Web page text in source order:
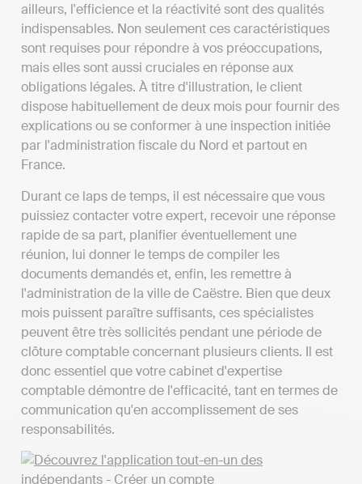
ailleurs, l'efficience et la réactivité sont des qualités
indispensables. Non seulement ces caractéristiques
sont requises pour répondre à vos préoccupations,
mais elles sont aussi cruciales en réponse aux
obligations légales. À titre d'illustration, le client
dispose habituellement de deux mois pour fournir des
explications ou se conformer à une inspection initiée
par l'administration fiscale du Nord et partout en
France.
Durant ce laps de temps, il est nécessaire que vous
puissiez contacter votre expert, recevoir une réponse
rapide de sa part, planifier éventuellement une
réunion, lui donner le temps de compiler les
documents demandés et, enfin, les remettre à
l'administration de la ville de Caëstre. Bien que deux
mois puissent paraître suffisants, ces spécialistes
peuvent être très sollicités pendant une période de
clôture comptable concernant plusieurs clients. Il est
donc essentiel que votre cabinet d'expertise
comptable démontre de l'efficacité, tant en termes de
communication qu'en accomplissement de ses
responsabilités.